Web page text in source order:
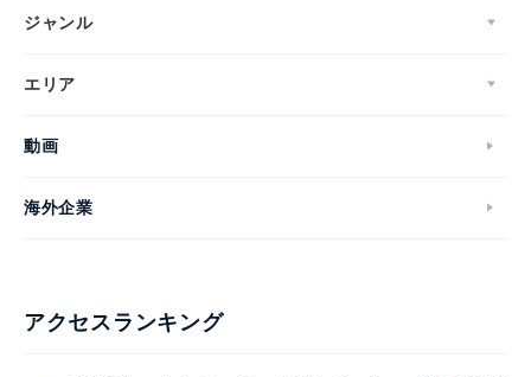
ジャンル
エリア
動画
海外企業
アクセスランキング